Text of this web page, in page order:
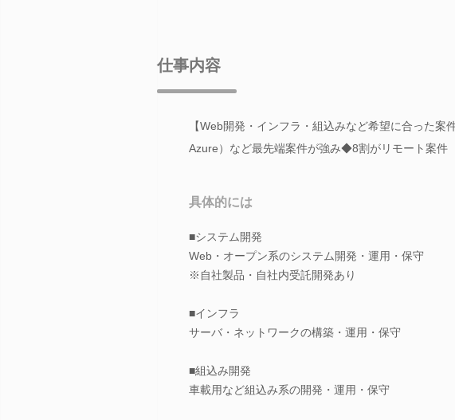
仕事内容
【Web開発・インフラ・組込みなど希望に合った
Azure）など最先端案件が強み◆8割がリモート案件
具体的には
■システム開発
Web・オープン系のシステム開発・運用・保守
※自社製品・自社内受託開発あり
■インフラ
サーバ・ネットワークの構築・運用・保守
■組込み開発
車載用など組込み系の開発・運用・保守